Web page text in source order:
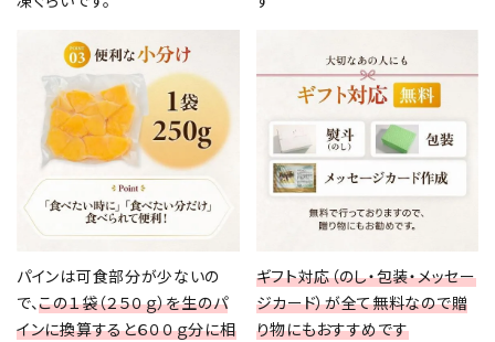
パインは可食部分が少ないの
で、この１袋（２５０ｇ）を生のパ
インに換算すると６００ｇ分に相
ギフト対応（のし・包装・メッセー
ジカード）が全て無料なので贈
り物にもおすすめです